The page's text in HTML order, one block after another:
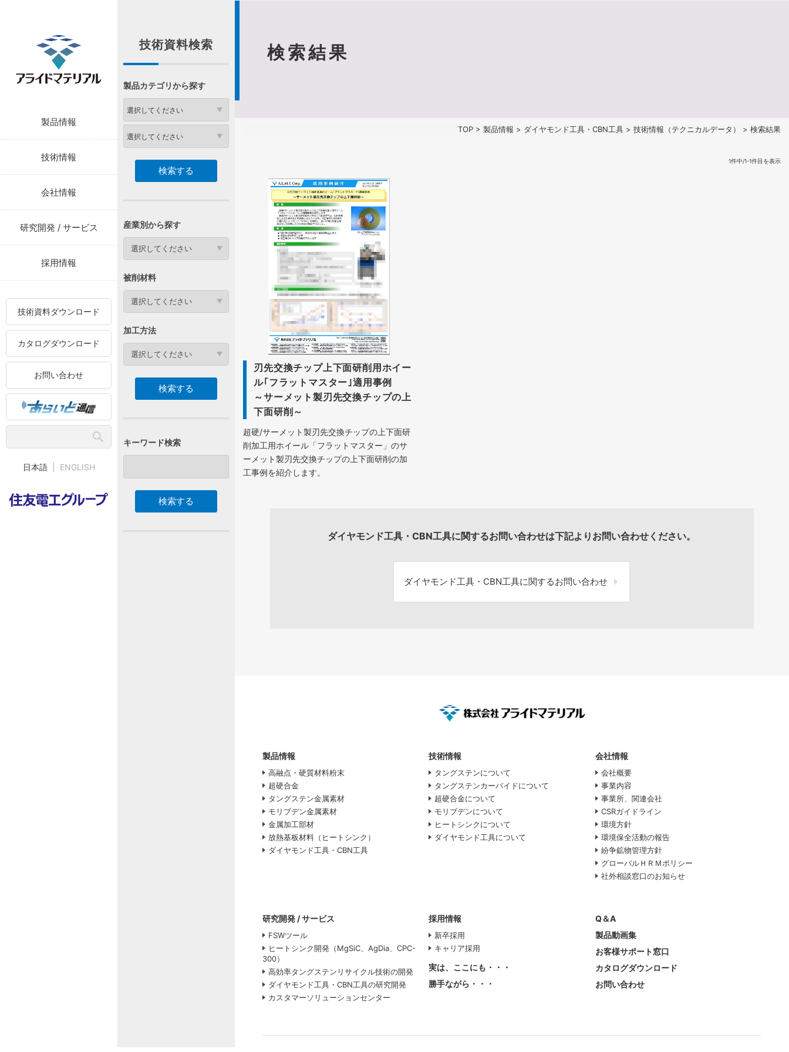
製品情報
技術情報
会社情報
研究開発 / サービス
採用情報
技術資料ダウンロード
カタログダウンロード
お問い合わせ
日本語 ENGLISH
検索結果
TOP> 製品情報 > ダイヤモンド工具・CBN工具> 技術情報（テクニカルデータ） > 検索結果
1件中/1-1件目を表示
刃先交換チップ上下面研削用ホイー
ル｢フラットマスター｣適用事例
～サーメット製刃先交換チップの上
下面研削～
超硬/サーメット製刃先交換チップの上下面研
削加工用ホイール「フラットマスター」のサ
ーメット製刃先交換チップの上下面研削の加
工事例を紹介します。
ダイヤモンド工具・CBN工具に関するお問い合わせは下記よりお問い合わせください。
ダイヤモンド工具・ CBN工具に関するお問い合わせ
技術資料検索
製品カテゴリから探す
産業別から探す
選択してください
被削材料
選択してください
加工方法
選択してください
キーワード検索
製品情報
高融点・硬質材料粉末
超硬合金
タングステン金属素材
モリブデン金属素材
金属加工部材
放熱基板材料（ヒートシンク）
ダイヤモンド工具・CBN工具
技術情報
タングステンについて
タングステンカーバイドについて
超硬合金について
モリブデンについて
ヒートシンクについて
ダイヤモンド工具について
会社情報
会社概要
事業内容
事業所、関連会社
CSRガイドライン
環境方針
環境保全活動の報告
紛争鉱物管理方針
グローバルＨＲＭポリシー
社外相談窓口のお知らせ
研究開発 / サービス
FSWツール
ヒートシンク開発（MgSiC、AgDia、CPC-
300）
高効率タングステンリサイクル技術の開発
ダイヤモンド工具・CBN工具の研究開発
カスタマーソリューションセンター
採用情報
新卒採用
キャリア採用
実は、ここにも・・・
勝手ながら・・・
Q＆A
製品動画集
お客様サポート窓口
カタログダウンロード
お問い合わせ